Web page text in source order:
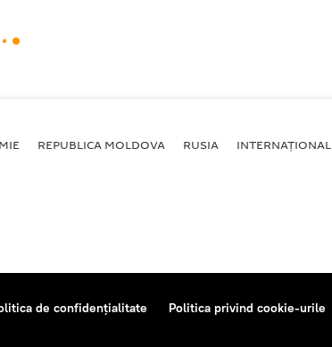
REPUBLICA MOLDOVA RUSIA INTERNAȚIONAL
de confidențialitate Politica privind cookie-urile